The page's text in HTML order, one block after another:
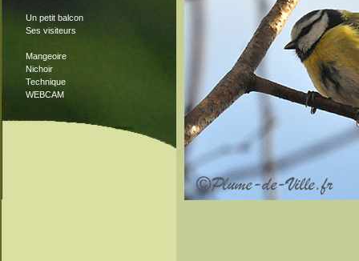
Un petit balcon
Ses visiteurs
Mangeoire
Nichoir
Technique
WEBCAM